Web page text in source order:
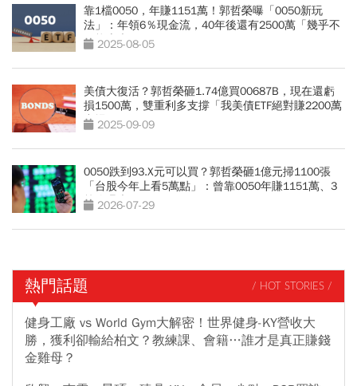
靠1檔0050，年賺1151萬！郭哲榮曝「0050新玩
法」：年領6％現金流，40年後還有2500萬「幾乎不
可能賣光」
2025-08-05
美債大復活？郭哲榮砸1.74億買00687B，現在還虧
損1500萬，雙重利多支撐「我美債ETF絕對賺2200萬
出場」
2025-09-09
0050跌到93.X元可以買？郭哲榮砸1億元掃1100張
「台股今年上看5萬點」：曾靠0050年賺1151萬、3
策略曝光
2026-07-29
熱門話題 / HOT STORIES /
健身工廠 vs World Gym大解密！世界健身-KY營收大
勝，獲利卻輸給柏文？教練課、會籍…誰才是真正賺錢
金雞母？